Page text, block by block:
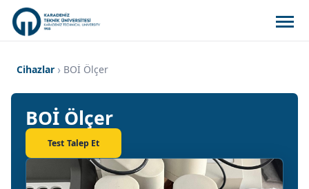
Cihazlar BOİ Ölçer
BOİ Ölçer
Test Talep Et